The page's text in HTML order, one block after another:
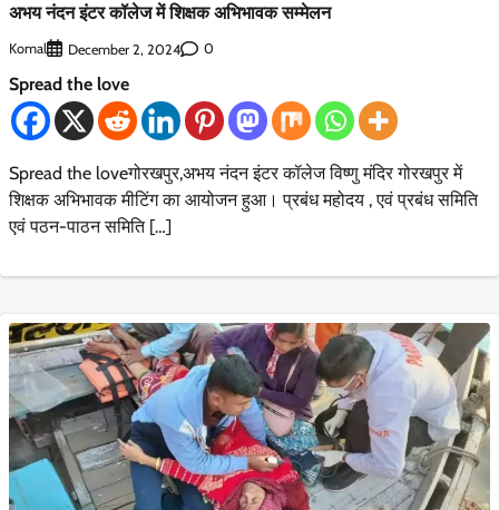
अभय नंदन इंटर कॉलेज में शिक्षक अभिभावक सम्मेलन
Komal December 2, 2024 0
Spread the love
Spread the loveगोरखपुर,अभय नंदन इंटर कॉलेज विष्णु मंदिर गोरखपुर में
शिक्षक अभिभावक मीटिंग का आयोजन हुआ। प्रबंध महोदय , एवं प्रबंध समिति
एवं पठन-पाठन समिति […]